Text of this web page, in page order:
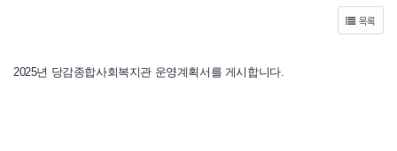
목록
2025년 당감종합사회복지관 운영계획서를 게시합니다.